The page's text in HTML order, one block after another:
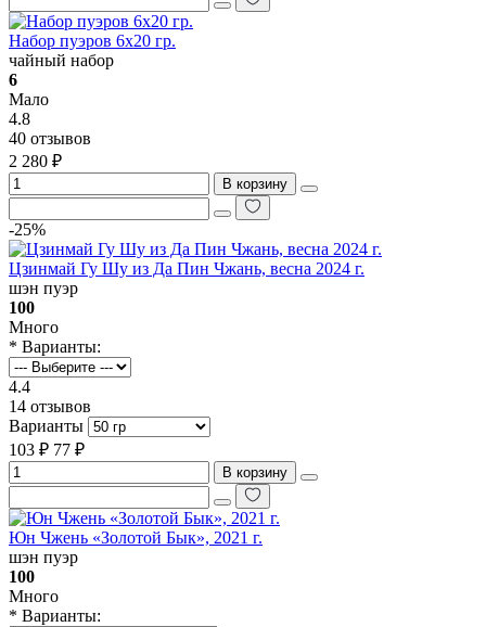
Набор пуэров 6х20 гр.
чайный набор
6
Мало
4.8
40 отзывов
2 280 ₽
В корзину
-25%
Цзинмай Гу Шу из Да Пин Чжань, весна 2024 г.
шэн пуэр
100
Много
* Варианты:
4.4
14 отзывов
Варианты
103 ₽ 77 ₽
В корзину
Юн Чжень «‎Золотой Бык», 2021 г.
шэн пуэр
100
Много
* Варианты: